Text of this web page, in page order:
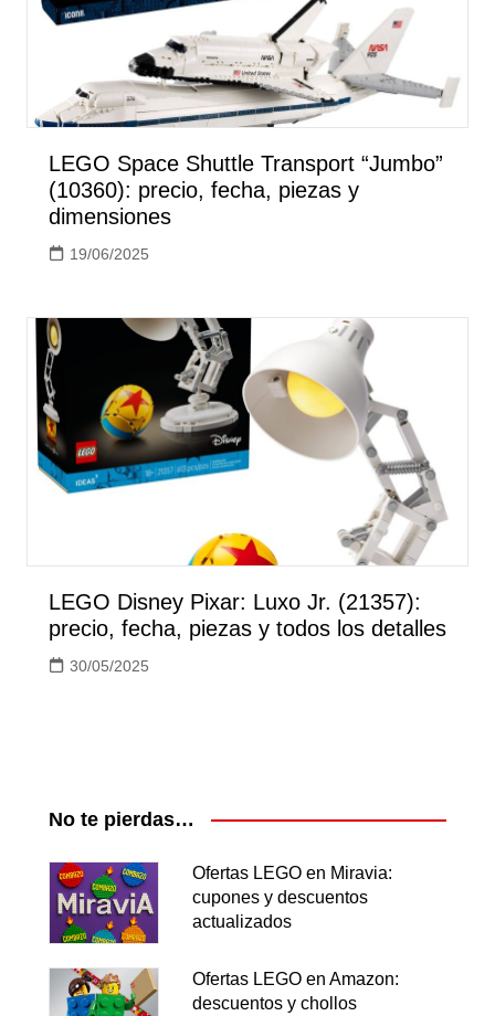
LEGO Space Shuttle Transport “Jumbo”
(10360): precio, fecha, piezas y
dimensiones
19/06/2025
LEGO Disney Pixar: Luxo Jr. (21357):
precio, fecha, piezas y todos los detalles
30/05/2025
No te pierdas…
Ofertas LEGO en Miravia:
cupones y descuentos
actualizados
Ofertas LEGO en Amazon:
descuentos y chollos